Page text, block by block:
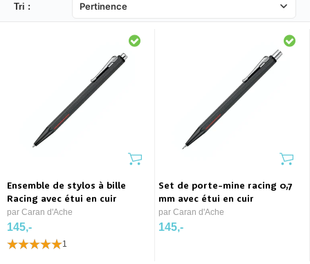
Tri :
Ensemble de stylos à bille
Racing avec étui en cuir
par Caran d'Ache
145,-
1
Set de porte-mine racing 0,7
mm avec étui en cuir
par Caran d'Ache
145,-